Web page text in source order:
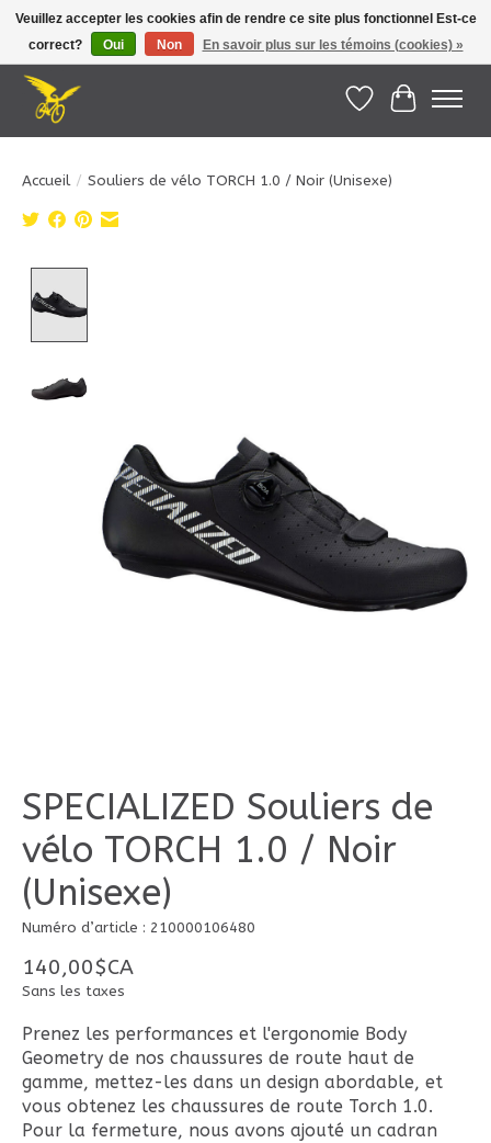
Le Pédalier | Îles de la Madeleine |info@lepedalier.com| 1-418-986-2965
Liste dePanier
Accueil / Souliers de vélo TORCH 1.0 / Noir (Unisexe)
SPECIALIZED Souliers de
vélo TORCH 1.0 / Noir
(Unisexe)
Numéro d’article : 210000106480
140,00$CA
Sans les taxes
Prenez les performances et l'ergonomie Body
Geometry de nos chaussures de route haut de
gamme, mettez-les dans un design abordable, et
vous obtenez les chaussures de route Torch 1.0.
Pour la fermeture, nous avons ajouté un cadran
Veuillez accepter les cookies afin de rendre ce site plus fonctionnel Est-ce
correct?
Oui Non En savoir plus sur les témoins (cookies) »